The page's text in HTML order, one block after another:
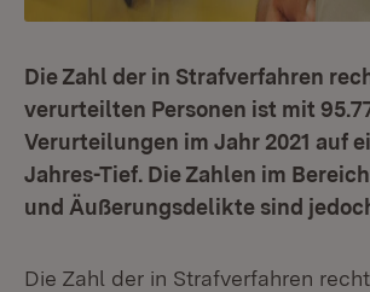
Die Zahl der in Strafverfahren
verurteilten Personen ist mit
Verurteilungen im Jahr 2021 auf
Jahres-Tief. Die Zahlen im
und Äußerungsdelikte sind
Die Zahl der in Strafverfahren